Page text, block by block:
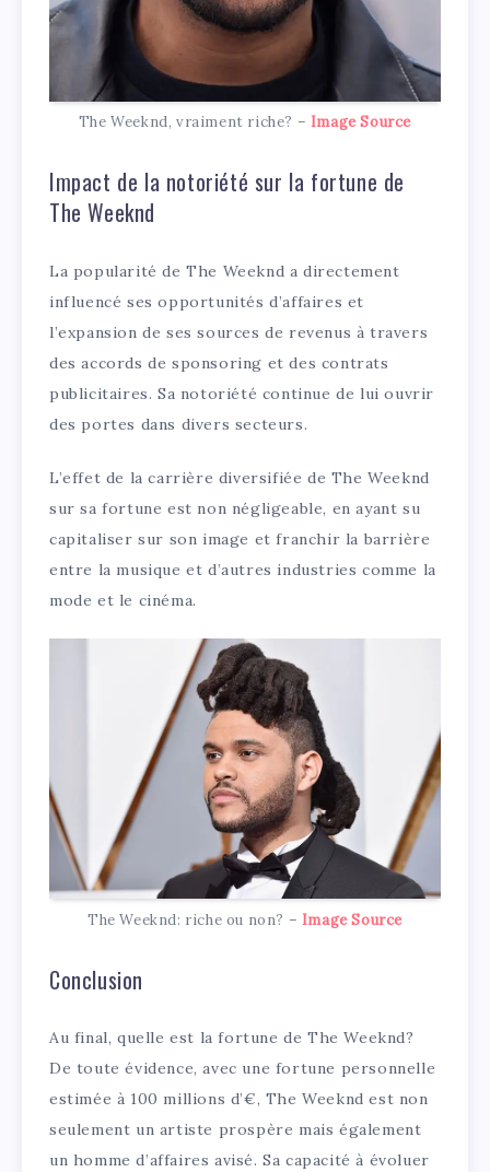
The Weeknd, vraiment riche? – Image Source
Impact de la notoriété sur la fortune de
The Weeknd
La popularité de The Weeknd a directement
influencé ses opportunités d’affaires et
l’expansion de ses sources de revenus à travers
des accords de sponsoring et des contrats
publicitaires. Sa notoriété continue de lui ouvrir
des portes dans divers secteurs.
L’effet de la carrière diversifiée de The Weeknd
sur sa fortune est non négligeable, en ayant su
capitaliser sur son image et franchir la barrière
entre la musique et d’autres industries comme la
mode et le cinéma.
The Weeknd: riche ou non? – Image Source
Conclusion
Au final, quelle est la fortune de The Weeknd?
De toute évidence, avec une fortune personnelle
estimée à 100 millions d’€, The Weeknd est non
seulement un artiste prospère mais également
un homme d’affaires avisé. Sa capacité à évoluer